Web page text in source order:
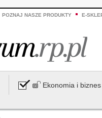
POZNAJ NASZE PRODUKTY E-
Ekonomia i biznes